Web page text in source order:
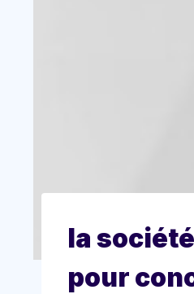
la
pour